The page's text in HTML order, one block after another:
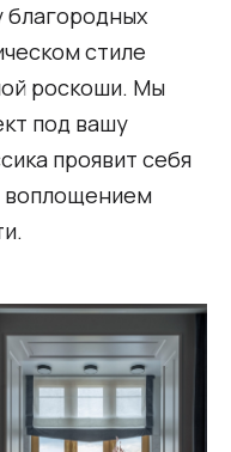
благородных
стиле
роскоши. Мы
под вашу
проявит себя
воплощением